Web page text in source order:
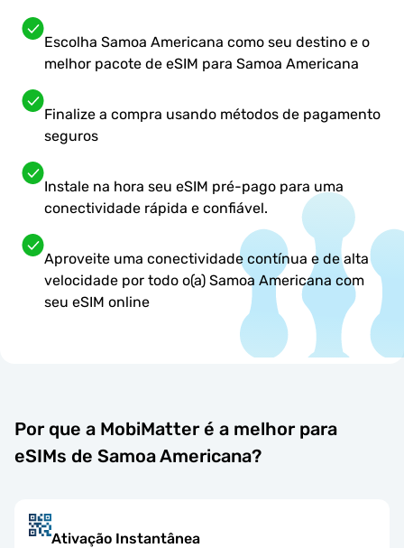
Escolha Samoa Americana como seu destino e o
melhor pacote de eSIM para Samoa Americana
Finalize a compra usando métodos de pagamento
seguros
Instale na hora seu eSIM pré-pago para uma
conectividade rápida e confiável.
Aproveite uma conectividade contínua e de alta
velocidade por todo o(a) Samoa Americana com
seu eSIM online
Por que a MobiMatter é a melhor para
eSIMs de Samoa Americana?
Ativação Instantânea